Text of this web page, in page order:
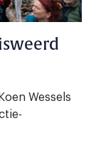
Wessels